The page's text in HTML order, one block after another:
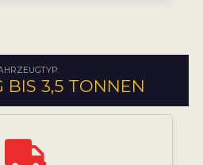
BIS 3,5 TONNEN